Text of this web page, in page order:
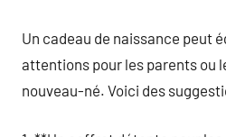
Un cadeau de naissance peut
attentions pour les parents ou
nouveau-né. Voici des